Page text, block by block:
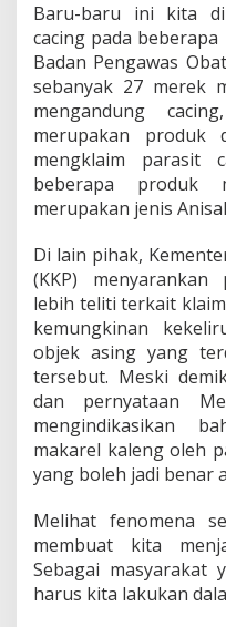
a
d
a
P
o
d
u
k
I
k
n
K
a
l
e
g
Baru-baru ini kita
cacing pada
Badan Pengawas
sebanyak 27 merek
mengandung
merupakan produk
mengklaim parasit
beberapa produk
merupakan jenis
Di lain pihak,
(KKP)
lebih teliti terkait
kemungkinan
objek asing yang
tersebut. Meski
dan pernyataan
mengindikasikan
makarel kaleng oleh
yang boleh jadi benar
Melihat fenomena
membuat kita
Sebagai masyarakat
harus kita lakukan